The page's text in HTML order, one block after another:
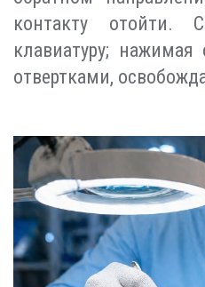
контакту отойти.
клавиатуру;
отвертками,